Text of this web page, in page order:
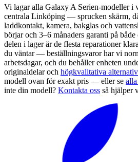
Vi lagar alla Galaxy A Serien-modeller i
centrala Linköping — sprucken skärm,
laddkontakt, kamera, bakglas och
börjar och 3–6 månaders garanti på
delen i lager är de flesta reparationer
du väntar — beställningsvaror har vi
arbetsdagar, och du behåller enheten
originaldelar och högkvalitativa alternativ
modell ovan för exakt pris — eller se alla
inte din modell? Kontakta oss så hjälper